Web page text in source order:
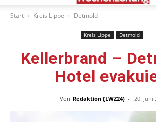
Start Kreis Lippe Detmold
Kreis Lippe Detmold
Kellerbrand –
Hotel
Von Redaktion (LWZ24) - 20. Juni